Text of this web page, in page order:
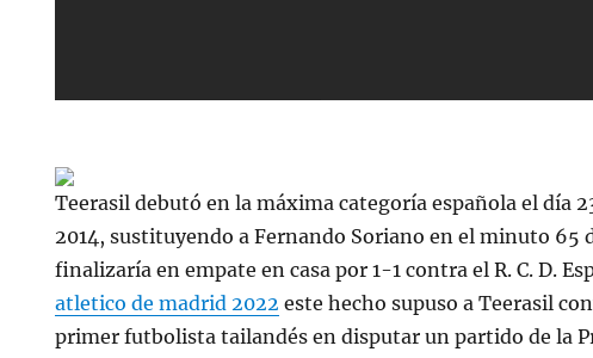
Teerasil debutó en la máxima categoría española el día
2014, sustituyendo a Fernando Soriano en el minuto 65
finalizaría en empate en casa por 1-1 contra el R. C. D.
atletico de madrid 2022 este hecho supuso a Teerasil
primer futbolista tailandés en disputar un partido de la